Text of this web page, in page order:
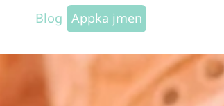
Blog Appka jmen